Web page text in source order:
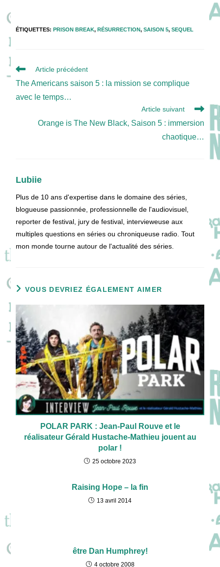
ÉTIQUETTES:PRISON BREAK, RÉSURRECTION, SAISON 5, SEQUEL
Read
articles
Article précédent
The Americans saison 5 : la mission se complique
avec le temps…
Article suivant
Orange is The New Black, Saison 5 : immersion
chaotique…
Lubiie
Plus de 10 ans d'expertise dans le domaine des séries,
blogueuse passionnée, professionnelle de l'audiovisuel,
reporter de festival, jury de festival, intervieweuse aux
multiples questions en séries ou chroniqueuse radio. Tout
mon monde tourne autour de l'actualité des séries.
VOUS DEVRIEZ ÉGALEMENT AIMER
POLAR PARK : Jean-Paul Rouve et le
réalisateur Gérald Hustache-Mathieu jouent au
polar !
25 octobre 2023
Raising Hope – la fin
13 avril 2014
être Dan Humphrey!
4 octobre 2008